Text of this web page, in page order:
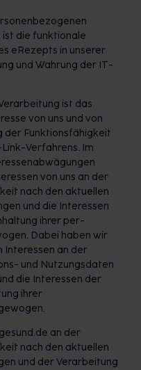
ist die funktionale
eRezepts in unserer
und Wahrung der IT-
ist das
von uns und von
der Funktionsfähigkeit
Verfahrens. Im
von uns an der
nach den aktuellen
und die Interessen
ihrer per-
Dabei haben wir
Interessen an der
und Nutzungsdaten
die Interessen der
ihrer
an der
nach den aktuellen
und der Verarbeitung